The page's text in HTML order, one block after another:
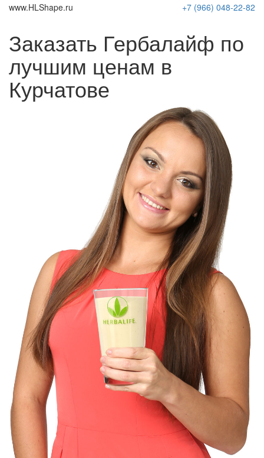
www.HLShape.ru +7 (966) 048-22-82
Заказать Гербалайф по
лучшим ценам в
Курчатове